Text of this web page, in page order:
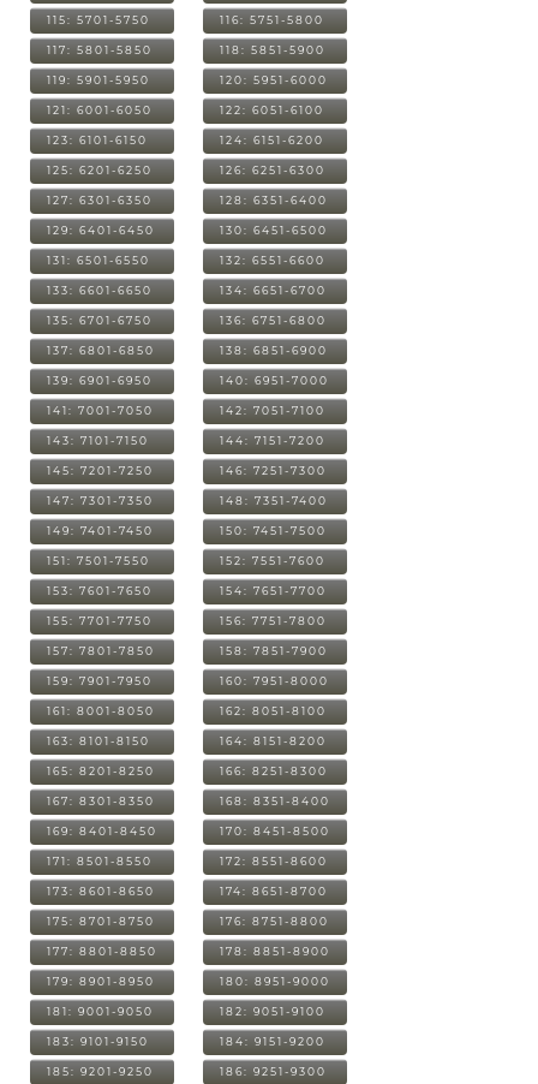
115: 5701-5750 116: 5751-5800
117: 5801-5850 118: 5851-5900
119: 5901-5950 120: 5951-6000
121: 6001-6050 122: 6051-6100
123: 6101-6150 124: 6151-6200
125: 6201-6250 126: 6251-6300
127: 6301-6350 128: 6351-6400
129: 6401-6450 130: 6451-6500
131: 6501-6550 132: 6551-6600
133: 6601-6650 134: 6651-6700
135: 6701-6750 136: 6751-6800
137: 6801-6850 138: 6851-6900
139: 6901-6950 140: 6951-7000
141: 7001-7050 142: 7051-7100
143: 7101-7150 144: 7151-7200
145: 7201-7250 146: 7251-7300
147: 7301-7350 148: 7351-7400
149: 7401-7450 150: 7451-7500
151: 7501-7550 152: 7551-7600
153: 7601-7650 154: 7651-7700
155: 7701-7750 156: 7751-7800
157: 7801-7850 158: 7851-7900
159: 7901-7950 160: 7951-8000
161: 8001-8050 162: 8051-8100
163: 8101-8150 164: 8151-8200
165: 8201-8250 166: 8251-8300
167: 8301-8350 168: 8351-8400
169: 8401-8450 170: 8451-8500
171: 8501-8550 172: 8551-8600
173: 8601-8650 174: 8651-8700
175: 8701-8750 176: 8751-8800
177: 8801-8850 178: 8851-8900
179: 8901-8950 180: 8951-9000
181: 9001-9050 182: 9051-9100
183: 9101-9150 184: 9151-9200
185: 9201-9250 186: 9251-9300